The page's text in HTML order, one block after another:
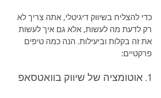
כדי להצליח בשיווק דיגיטלי, אתה צריך לא
רק לדעת מה לעשות, אלא גם איך לעשות
את זה בקלות וביעילות. הנה כמה טיפים
פרקטיים:
1. אוטומציה של שיווק בוואטסאפ